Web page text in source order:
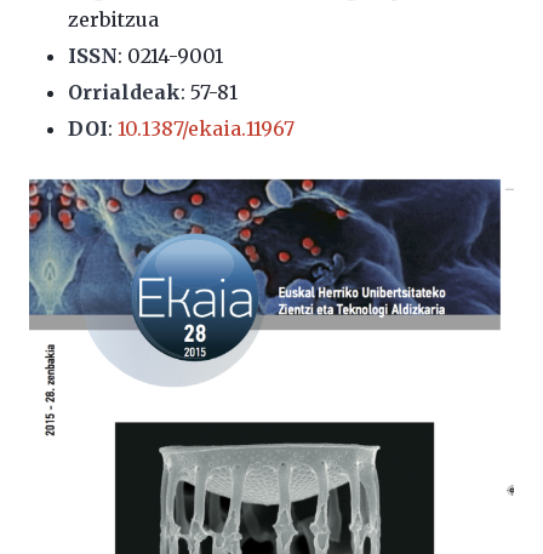
zerbitzua
ISSN: 0214-9001
Orrialdeak: 57-81
DOI: 10.1387/ekaia.11967